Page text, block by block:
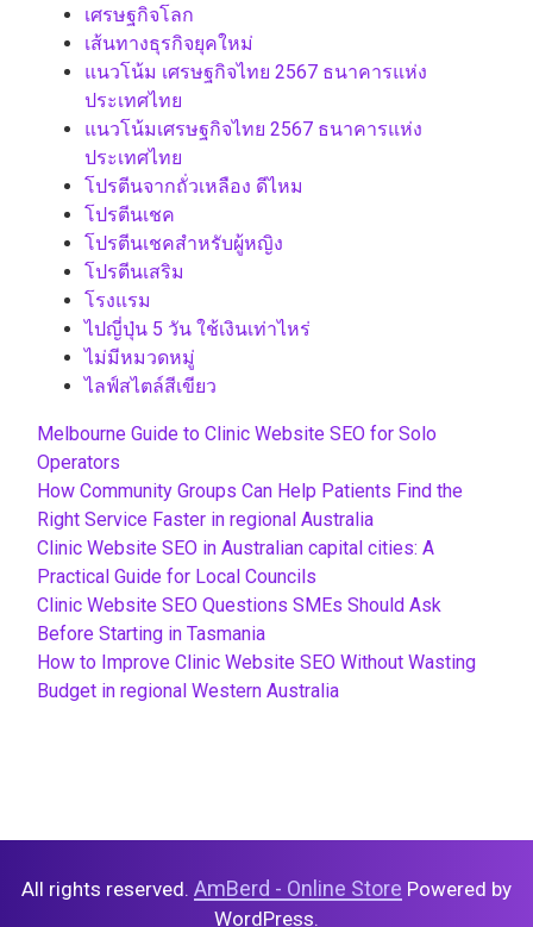
เศรษฐกิจโลก
เส้นทางธุรกิจยุคใหม่
แนวโน้ม เศรษฐกิจไทย 2567 ธนาคารแห่ง
ประเทศไทย
แนวโน้มเศรษฐกิจไทย 2567 ธนาคารแห่ง
ประเทศไทย
โปรตีนจากถั่วเหลือง ดีไหม
โปรตีนเชค
โปรตีนเชคสำหรับผู้หญิง
โปรตีนเสริม
โรงแรม
ไปญี่ปุ่น 5 วัน ใช้เงินเท่าไหร่
ไม่มีหมวดหมู่
ไลฟ์สไตล์สีเขียว
Melbourne Guide to Clinic Website SEO for Solo
Operators
How Community Groups Can Help Patients Find the
Right Service Faster in regional Australia
Clinic Website SEO in Australian capital cities: A
Practical Guide for Local Councils
Clinic Website SEO Questions SMEs Should Ask
Before Starting in Tasmania
How to Improve Clinic Website SEO Without Wasting
Budget in regional Western Australia
All rights reserved. AmBerd - Online Store Powered by
WordPress.